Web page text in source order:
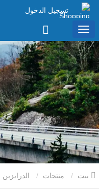
تسجيل الدخول
منتجات